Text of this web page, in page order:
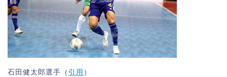
石田健太郎選手（ 引用 ）